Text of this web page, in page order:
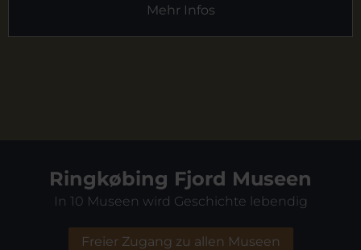
Mehr Infos
Ringkøbing Fjord Museen
In 10 Museen wird Geschichte lebendig
Freier Zugang zu allen Museen